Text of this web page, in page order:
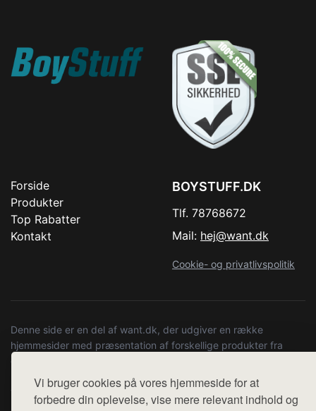
Vi bruger cookies på vores hjemmeside for at
forbedre din oplevelse, vise mere relevant indhold og
Forside
Produkter
Top Rabatter
Kontakt
BOYSTUFF.DK
Tlf. 78768672
Mail: hej@want.dk
Cookie- og privatlivspolitik
Denne side er en del af want.dk, der udgiver en række
hjemmesider med præsentation af forskellige produkter fra
diverse webshops. Der sælges ikke varer fra denne side - vi
henviser til de shops, som sælger varen. Vi har heller ikke
varerne på lager.